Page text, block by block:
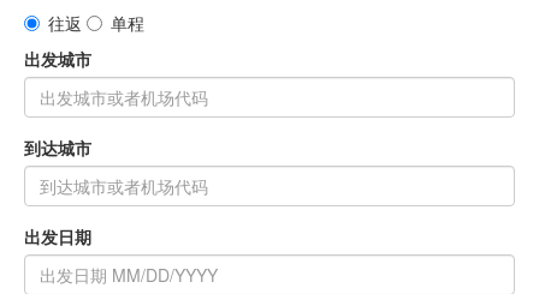
往返
单程
出发城市
到达城市
出发日期